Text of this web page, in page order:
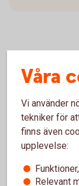
Frågor
Villkor
Mer
Våra
Vi använder
tekniker för
finns även
upplevelse:
Relevant